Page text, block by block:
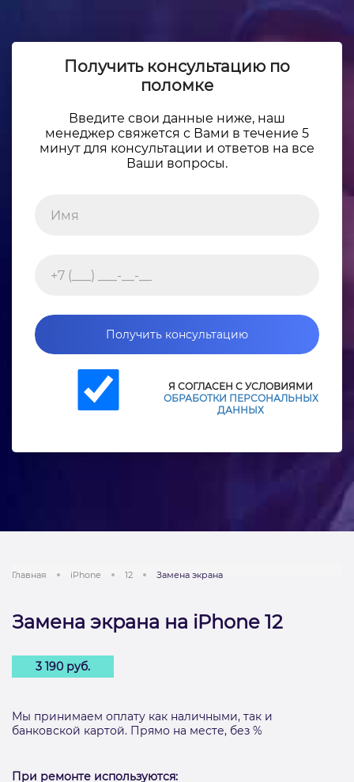
Получить консультацию по
поломке
Введите свои данные ниже, наш
менеджер свяжется с Вами в течение 5
минут для консультации и ответов на все
Ваши вопросы.
Получить консультацию
Я СОГЛАСЕН С УСЛОВИЯМИ
ОБРАБОТКИ ПЕРСОНАЛЬНЫХ
ДАННЫХ
Главная iPhone 12 Замена экрана
Замена экрана на iPhone 12
3 190 руб.
Мы принимаем оплату как наличными, так и
банковской картой. Прямо на месте, без %
При ремонте используются: